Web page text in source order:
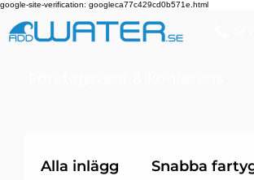
google-site-verification: googleca77c429cd0b571e.html
Alla inlägg Snabba